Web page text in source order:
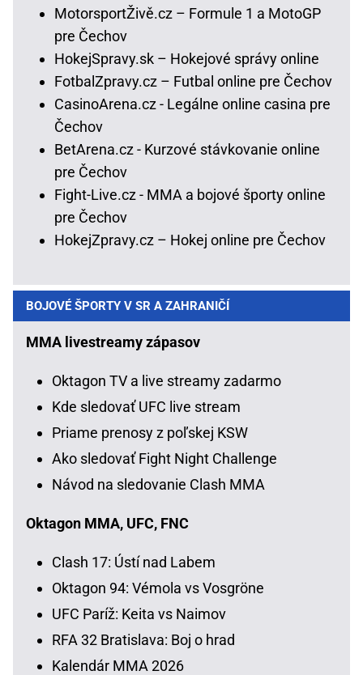
MotorsportŽivě.cz – Formule 1 a MotoGP
pre Čechov
HokejSpravy.sk – Hokejové správy online
FotbalZpravy.cz – Futbal online pre Čechov
CasinoArena.cz - Legálne online casina pre
Čechov
BetArena.cz - Kurzové stávkovanie online
pre Čechov
Fight-Live.cz - MMA a bojové športy online
pre Čechov
HokejZpravy.cz – Hokej online pre Čechov
BOJOVÉ ŠPORTY V SR A ZAHRANIČÍ
MMA livestreamy zápasov
Oktagon TV a live streamy zadarmo
Kde sledovať UFC live stream
Priame prenosy z poľskej KSW
Ako sledovať Fight Night Challenge
Návod na sledovanie Clash MMA
Oktagon MMA, UFC, FNC
Clash 17: Ústí nad Labem
Oktagon 94: Vémola vs Vosgröne
UFC Paríž: Keita vs Naimov
RFA 32 Bratislava: Boj o hrad
Kalendár MMA 2026